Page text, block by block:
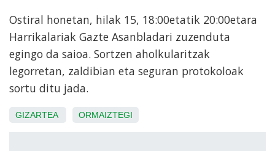
Ostiral honetan, hilak 15, 18:00etatik 20:00etara
Harrikalariak Gazte Asanbladari zuzenduta
egingo da saioa. Sortzen aholkularitzak
legorretan, zaldibian eta seguran protokoloak
sortu ditu jada.
GIZARTEA ORMAIZTEGI